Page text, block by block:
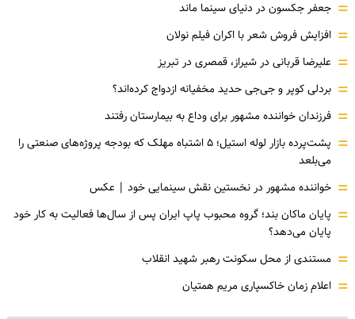
= جعفر جکسون در دنیای سینما ماند
= افزایش فروش شعر با اکران فیلم نولان
= علیرضا قربانی در شیراز، قمصری در تبریز
= بردلی کوپر و جی‌جی حدید مخفیانه ازدواج کرده‌اند؟
= فرزندان خواننده مشهور برای وداع به بیمارستان رفتند
=
پشت‌پرده بازار لوله استیل؛ ۵ اشتباه مهلک که بودجه پروژه‌های صنعتی را
می‌بلعد
= خواننده مشهور در نخستین نقش سینمایی خود |‌ عکس
= پایان ماکان بند؛ گروه محبوب پاپ ایران پس از سال‌ها فعالیت به کار خود
پایان می‌دهد؟
= مستندی از محل سکونت رهبر شهید انقلاب
= اعلام زمان خاکسپاری مریم همتیان